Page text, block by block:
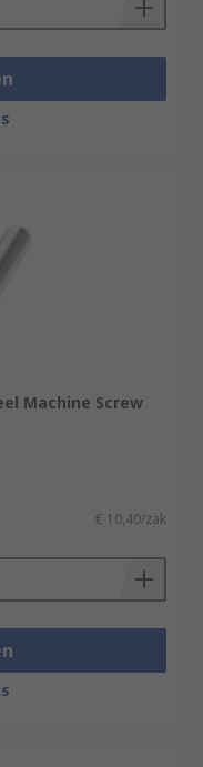
Machine Screw
€ 10,40/zak